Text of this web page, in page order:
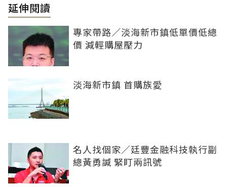
延伸閱讀
專家帶路／淡海新市鎮低單價低總
價 減輕購屋壓力
淡海新市鎮 首購族愛
名人找個家／廷豐金融科技執行副
總黃勇諴 緊盯兩訊號